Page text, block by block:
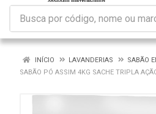
INÍCIO LAVANDERIAS
SABÃO
SABÃO PÓ ASSIM 4KG SACHE TRIPLA